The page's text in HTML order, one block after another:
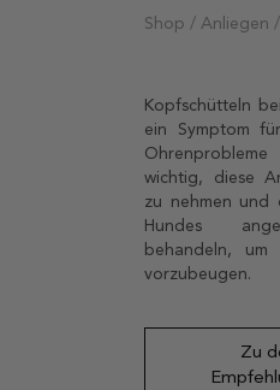
Shop / Anliegen
Kopfschütteln
ein Symptom
wichtig, diese
zu nehmen und
Hundes
behandeln, um
vorzubeugen.
Zu